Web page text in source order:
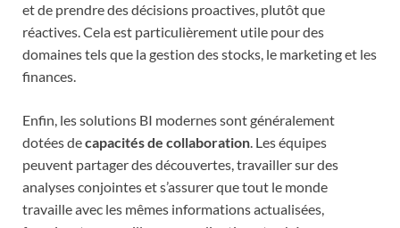
et de prendre des décisions proactives, plutôt que
réactives. Cela est particulièrement utile pour des
domaines tels que la gestion des stocks, le marketing et les
finances.
Enfin, les solutions BI modernes sont généralement
dotées decapacités de collaboration. Les équipes
peuvent partager des découvertes, travailler sur des
analyses conjointes et s’assurer que tout le monde
travaille avec les mêmes informations actualisées,